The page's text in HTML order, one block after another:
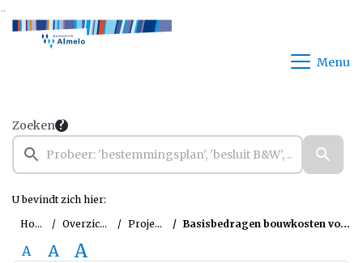
Ga naar de inhoud van deze pagina
Ga naar het zoeken
Ga naar het menu
Menu
Zoeken
U bevindt zich hier:
Home
Overzichten Projecten Basisbedragen bouwkosten voor leges
A A A